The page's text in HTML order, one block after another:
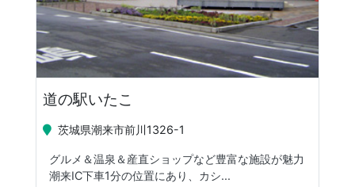
道の駅いたこ
茨城県潮来市前川1326-1
グルメ＆温泉＆産直ショップなど豊富な施設が魅力
潮来IC下車1分の位置にあり、カシ...